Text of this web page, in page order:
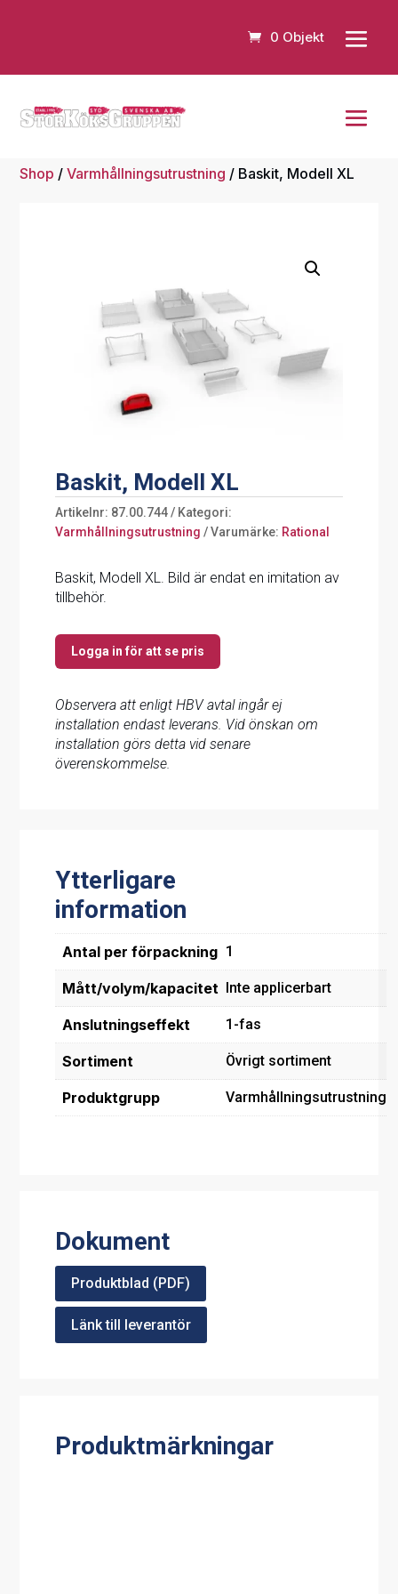
0 Objekt
Shop /Varmhållningsutrustning / Baskit, Modell XL
Baskit, Modell XL
Artikelnr: 87.00.744
Kategori:
Varmhållningsutrustning
Varumärke: Rational
Baskit, Modell XL. Bild är endat en imitation av
tillbehör.
Logga in för att se pris
Observera att enligt HBV avtal ingår ej
installation endast leverans. Vid önskan om
installation görs detta vid senare
överenskommelse.
Ytterligare
information
Antal per förpackning 1
Mått/volym/kapacitet Inte applicerbart
Anslutningseffekt 1-fas
Sortiment Övrigt sortiment
Produktgrupp Varmhållningsutrustning
Dokument
Produktblad (PDF)
Länk till leverantör
Produktmärkningar